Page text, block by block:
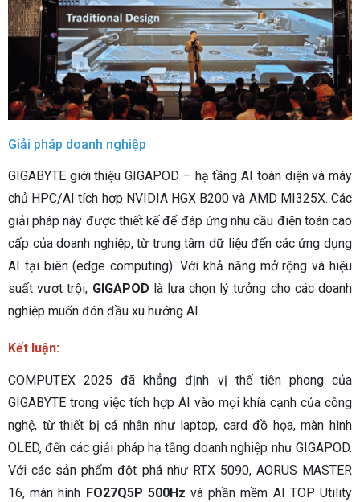
Giải pháp doanh nghiệp
GIGABYTE giới thiệu GIGAPOD – hạ tầng AI toàn diện và máy
chủ HPC/AI tích hợp NVIDIA HGX B200 và AMD MI325X. Các
giải pháp này được thiết kế để đáp ứng nhu cầu điện toán cao
cấp của doanh nghiệp, từ trung tâm dữ liệu đến các ứng dụng
AI tại biên (edge computing). Với khả năng mở rộng và hiệu
suất vượt trội, GIGAPOD là lựa chọn lý tưởng cho các doanh
nghiệp muốn đón đầu xu hướng AI.
Kết luận:
COMPUTEX 2025 đã khẳng định vị thế tiên phong của
GIGABYTE trong việc tích hợp AI vào mọi khía cạnh của công
nghệ, từ thiết bị cá nhân như laptop, card đồ họa, màn hình
OLED, đến các giải pháp hạ tầng doanh nghiệp như GIGAPOD.
Với các sản phẩm đột phá như RTX 5090, AORUS MASTER
16, màn hình FO27Q5P 500Hz và phần mềm AI TOP Utility